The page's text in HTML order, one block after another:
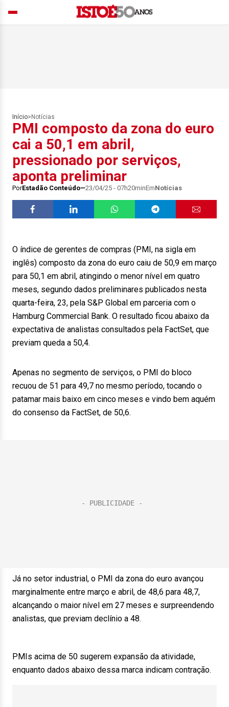
Início> Notícias
PMI composto da zona do euro
cai a 50,1 em abril,
pressionado por serviços,
aponta preliminar
PorEstadão Conteúdo 23/04/25 - 07h20minEmNotícias
O índice de gerentes de compras (PMI, na sigla em
inglês) composto da zona do euro caiu de 50,9 em março
para 50,1 em abril, atingindo o menor nível em quatro
meses, segundo dados preliminares publicados nesta
quarta-feira, 23, pela S&P Global em parceria com o
Hamburg Commercial Bank. O resultado ficou abaixo da
expectativa de analistas consultados pela FactSet, que
previam queda a 50,4.
Apenas no segmento de serviços, o PMI do bloco
recuou de 51 para 49,7 no mesmo período, tocando o
patamar mais baixo em cinco meses e vindo bem aquém
do consenso da FactSet, de 50,6.
Já no setor industrial, o PMI da zona do euro avançou
marginalmente entre março e abril, de 48,6 para 48,7,
alcançando o maior nível em 27 meses e surpreendendo
analistas, que previam declínio a 48.
PMIs acima de 50 sugerem expansão da atividade,
enquanto dados abaixo dessa marca indicam contração.